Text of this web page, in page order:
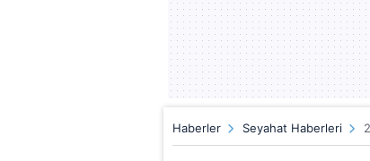
Haberler Seyahat Haberleri